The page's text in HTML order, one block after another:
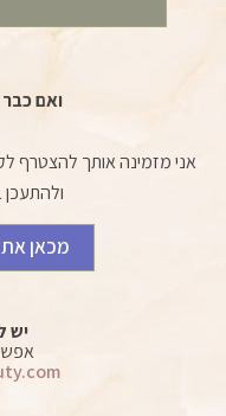
ואם
אני מזמינה אותך להצטרף
ולהתעכן
מכאן
יש